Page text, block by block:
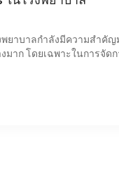
พยาบาลกำลังมีความสำ
าก โดยเฉพาะในการจัด